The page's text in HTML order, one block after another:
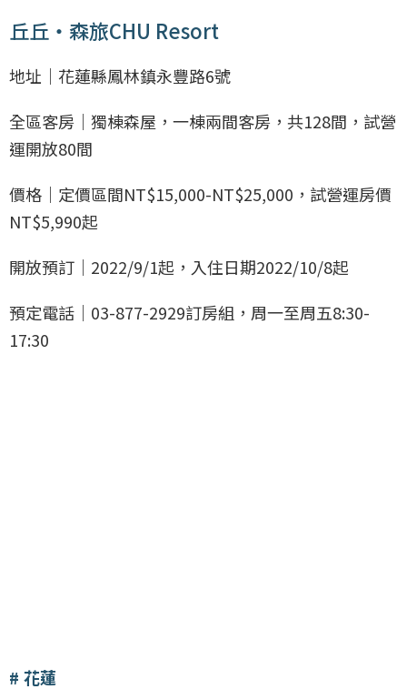
丘丘‧森旅CHU Resort
地址｜花蓮縣鳳林鎮永豐路6號
全區客房｜獨棟森屋，一棟兩間客房，共128間，試營
運開放80間
價格｜定價區間NT$15,000-NT$25,000，試營運房價
NT$5,990起
開放預訂｜2022/9/1起，入住日期2022/10/8起
預定電話｜03-877-2929訂房組，周一至周五8:30-
17:30
花蓮